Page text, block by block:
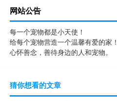
网站公告
每一个宠物都是小天使！
给每个宠物营造一个温馨有爱的家！
心怀善念，善待身边的人和宠物。
猜你想看的文章